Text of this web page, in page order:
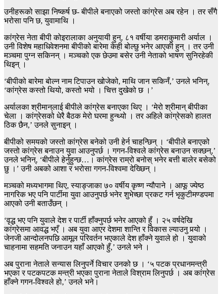
उनीहरूको साझा निष्कर्ष छ- बीपीले बनाएको जस्तो कांग्रेस अब रहेन । तर सँगै
भरोसा पनि छ, युवामाथि ।
कांग्रेस नेता बीपी कोइरालाका अनुयायी हुन्, ८१ वर्षीया डमराकुमारी अर्याल ।
उनी विशेष महाधिवेशनमा बीपीको बारेमा केही बोल्छु भनेर आएकी हुन् । तर उनी
मञ्चमा पुग्न सकिनन् । मञ्चको एक छेउमा बसेर उनी नेताको भाषण सुनिरहेकी
थिइन् ।
‘बीपीको बारेमा बोल्न नाम टिपाउन खोजेको, माथि जान सकिनँ,’ उनले भनिन्,
‘कांग्रेस कस्तो थियो, कस्तो भयो । चित्त दुखेको छ ।’
अर्यालका श्रीमान्‌लाई बीपीले कांग्रेस बनाएका थिए । ‘मेरो श्रीमान् बीपीका
चेला । कांग्रेसको धेरै बैठक मेरो घरमा हुन्थ्यो । तर अहिले कांग्रेसको हालत
ठिक छैन,’ उनले सुनाइन् ।
बीपीको समयको जस्तो कांग्रेस बनेको उनी हेर्न चाहन्छिन् । ‘बीपीले बनाएको
जस्तो कांग्रेस बनाउन युवा आउनुपर्छ । गगन-विश्वले कांग्रेस बनाउन सक्छन्,’
उनले भनिन्, ‘बीपीले हेर्नुहुन्छ…। कांग्रेस राम्रो बनोस् भनेर बत्ती बालेर बसेको
छु ।’ उनी अबको आशा र भरोसा गगन-विश्वमा देख्छिन् ।
मञ्चको मध्यभागमा थिए, स्याङ्जाका ७० वर्षीय कृष्ण न्यौपाने । आफू ज्येष्ठ
नागरिक भए पनि पार्टीमा युवा आउनुपर्छ भनेर शुभेच्छा प्रकट गर्न भृकुटीमण्डपमा
आएको उनी बताउँछन् ।
‘वृद्ध भए पनि युवाले देश र पार्टी हाँक्नुपर्छ भनेर आएको हुँ । २५ वर्षदेखि
कांग्रेसमा आवद्ध भएँ । अब युवा आएर देशमा शान्ति र विकास ल्याउनु पर्‍यो ।
जेनजी आन्दोलनपछि आमूल परिवर्तन भएकाले देश हाँक्ने युवाले हो । युवाको
चाहनामा सहमति जनाउन यहाँ आएको हुँ,’ उनले भने ।
अब पुराना नेताले सन्यास लिनुपर्ने विचार उनको छ । ‘५ पटक प्रधानमन्त्री
भएका र पटकपटक मन्त्री भएका पुराना नेताले विश्राम लिनुपर्छ । अब कांग्रेस
हाँक्ने गगन-विश्वले हो,’ उनले भने।